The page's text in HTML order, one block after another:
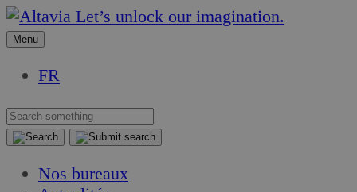
Aller
au
Aller
au
Let’s unlock our imagination.
Menu
FR
Nos bureaux